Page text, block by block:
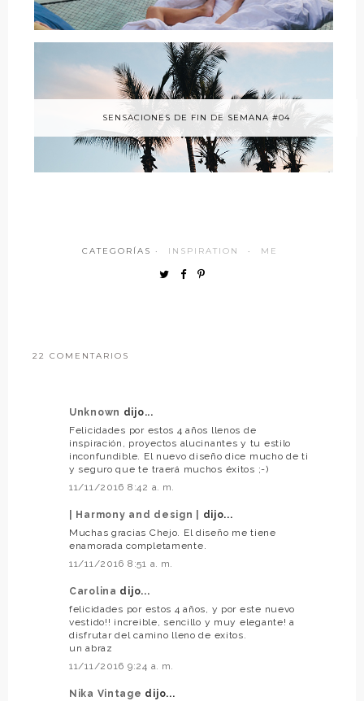
SENSACIONES DE FIN DE SEMANA #04
CATEGORÍAS · INSPIRATION · ME
22 COMENTARIOS
Unknown dijo...
Felicidades por estos 4 años llenos de
inspiración, proyectos alucinantes y tu estilo
inconfundible. El nuevo diseño dice mucho de ti
y seguro que te traerá muchos éxitos ;-)
11/11/2016 8:42 a. m.
| Harmony and design |
dijo...
Muchas gracias Chejo. El diseño me tiene
enamorada completamente.
11/11/2016 8:51 a. m.
Carolina dijo...
felicidades por estos 4 años, y por este nuevo
vestido!! increible, sencillo y muy elegante! a
disfrutar del camino lleno de exitos.
un abraz
11/11/2016 9:24 a. m.
Nika Vintage dijo...